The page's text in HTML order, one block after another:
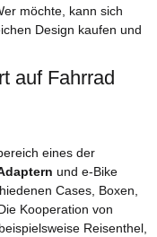
möchte, kann sich
Design kaufen und
auf Fahrrad
eines der
und e-Bike
Cases, Boxen,
Kooperation von
Reisenthel,